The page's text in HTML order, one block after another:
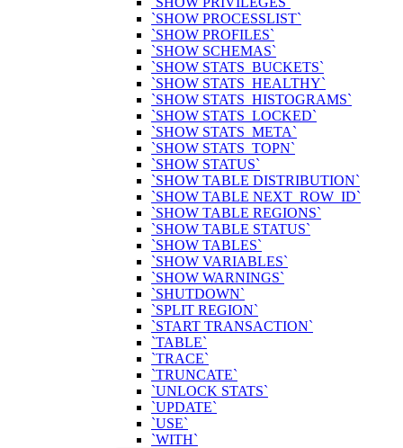
`SHOW PROCESSLIST`
`SHOW PROFILES`
`SHOW SCHEMAS`
`SHOW STATS_BUCKETS`
`SHOW STATS_HEALTHY`
`SHOW STATS_HISTOGRAMS`
`SHOW STATS_LOCKED`
`SHOW STATS_META`
`SHOW STATS_TOPN`
`SHOW STATUS`
`SHOW TABLE DISTRIBUTION`
`SHOW TABLE NEXT_ROW_ID`
`SHOW TABLE REGIONS`
`SHOW TABLE STATUS`
`SHOW TABLES`
`SHOW VARIABLES`
`SHOW WARNINGS`
`SHUTDOWN`
`SPLIT REGION`
`START TRANSACTION`
`TABLE`
`TRACE`
`TRUNCATE`
`UNLOCK STATS`
`UPDATE`
`USE`
`WITH`